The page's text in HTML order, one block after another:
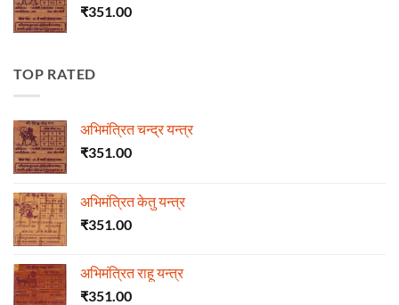
₹351.00
TOP RATED
अभिमंत्रित चन्द्र यन्त्र
₹351.00
अभिमंत्रित केतु यन्त्र
₹351.00
अभिमंत्रित राहू यन्त्र
₹351.00